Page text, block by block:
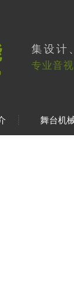
集设计
专业音
舞台机